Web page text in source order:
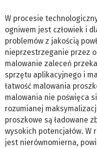
W procesie
ogniwem jest człowiek i
problemów z jakością
nieprzestrzeganie przez
malowanie zaleceń
sprzętu aplikacyjnego i
łatwość malowania
malowania nie poświęca
rozumianej
proszkowe są ładowane
wysokich potencjałów. W
jest nierównomierna,